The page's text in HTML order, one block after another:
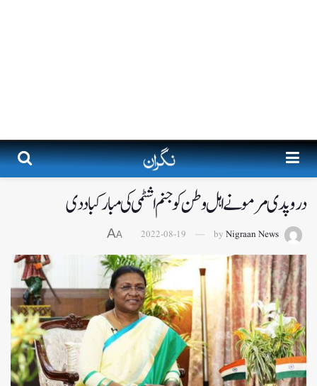
دروپدی مرمو نے اہل وطن کو جنم اشٹمی کی مبارکباددی
by Nigraan News
2022-08-19
A
A